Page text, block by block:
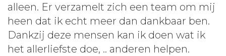
alleen. Er verzamelt zich een team om mij
heen dat ik echt meer dan dankbaar ben.
Dankzij deze mensen kan ik doen wat ik
het allerliefste doe, .. anderen helpen.